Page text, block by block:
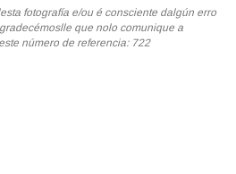
fotografía e/ou é consciente dalgún erro
que nolo comunique a
número de referencia: 722